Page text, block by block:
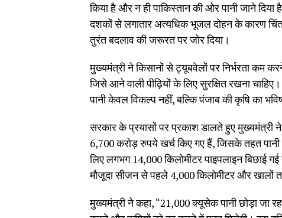
किया है और न ही पाकिस्तान की ओर पानी जाने दिया
दशकों से लगातार अत्यधिक भूजल दोहन के कारण
तुरंत बदलाव की जरूरत पर जोर दिया।
मुख्यमंत्री ने किसानों से ट्यूबवेलों पर निर्भरता कम
जिसे आने वाली पीढ़ियों के लिए सुरक्षित रखना
पानी केवल विकल्प नहीं, बल्कि पंजाब की कृषि का
सरकार के प्रयासों पर प्रकाश डालते हुए मुख्यमंत्री
6,700 करोड़ रुपये खर्च किए गए हैं, जिसके तहत
लिए लगभग 14,000 किलोमीटर पाइपलाइन बिछाई
मौजूदा सीजन से पहले 4,000 किलोमीटर और खालों
मुख्यमंत्री ने कहा, “21,000 क्यूसेक पानी छोड़ा जा